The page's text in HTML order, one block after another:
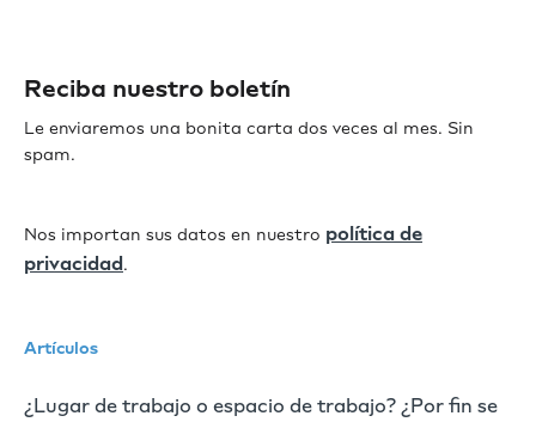
Reciba nuestro boletín
Le enviaremos una bonita carta dos veces al mes. Sin
spam.
Nos importan sus datos en nuestro política de
privacidad.
Artículos
¿Lugar de trabajo o espacio de trabajo? ¿Por fin se